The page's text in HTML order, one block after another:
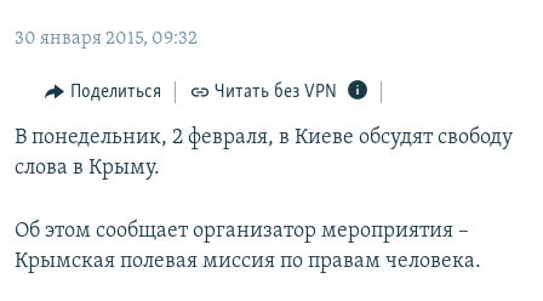
главной
навигации
Вернутся
поиску
11 ЛЕТ ОККУПАЦИИ КРЫМА. 11 ИСТОРИЙ СОПРОТИВЛЕНИЯ
ЕЩЕ
ИНТЕРАКТИВ
ИНФОГРАФИКА
ТЕЛЕПРОЕКТ КРЫМ.РЕАЛИИ
СОВЕТЫ ПРАВОЗАЩИТНИКОВ
ПРОПАВШИЕ БЕЗ ВЕСТИ
РАДІО СВОБОДА
КАК ОБОЙТИ БЛОКИРОВКУ
Qırımtatar
30 января 2015, 09:32
Поделиться Читать без VPN
В понедельник, 2 февраля, в Киеве обсудят свободу
слова в Крыму.
Об этом сообщает организатор мероприятия –
Крымская полевая миссия по правам человека.